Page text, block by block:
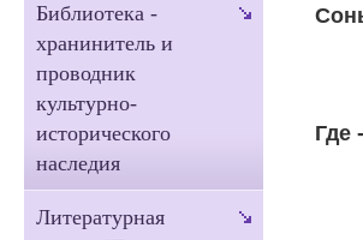
Где
Библиотека -
хранинитель и
проводник
культурно-
исторического
наследия
Литературная